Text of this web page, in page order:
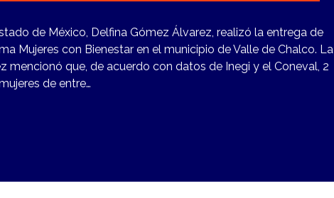
de México, Delfina Gómez Álvarez, realizó la entrega de
Mujeres con Bienestar en el municipio de Valle de Chalco. La
mencionó que, de acuerdo con datos de Inegi y el Coneval, 2
de entre…